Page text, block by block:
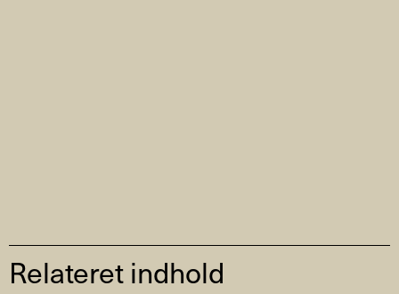
Relateret indhold